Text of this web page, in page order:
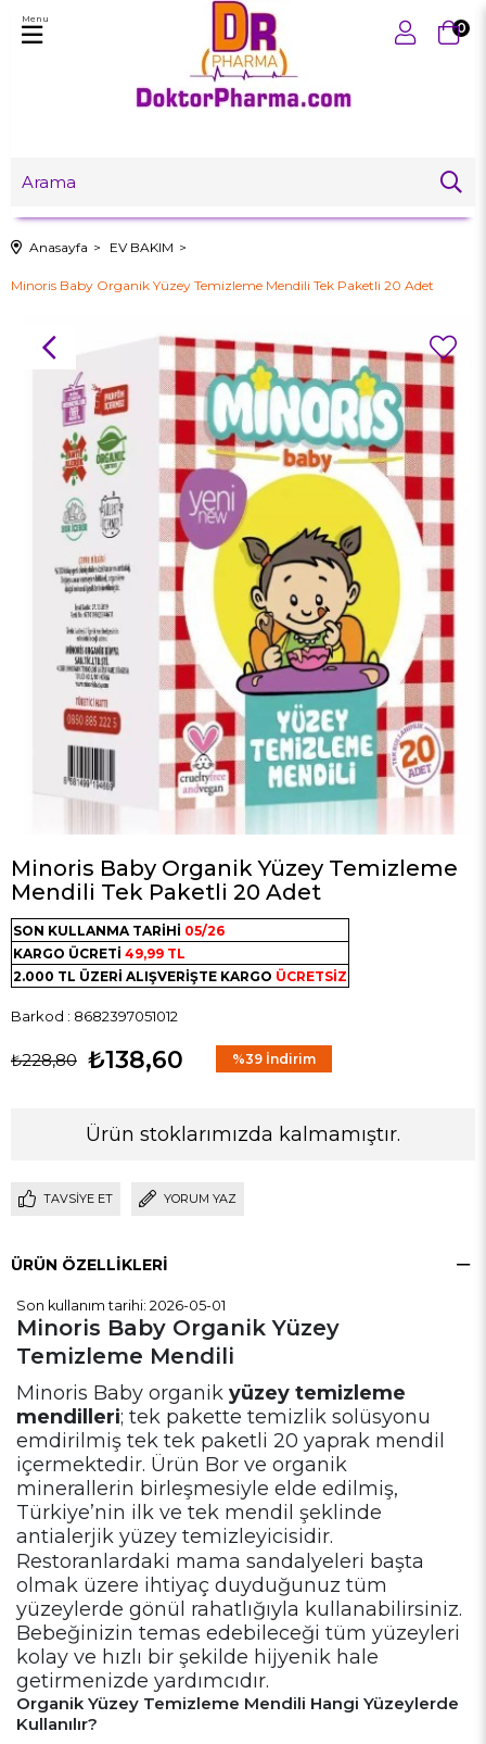
0
Menu
Anasayfa EV BAKIM
Minoris Baby Organik Yüzey Temizleme Mendili Tek Paketli 20 Adet
Minoris Baby Organik Yüzey Temizleme
Mendili Tek Paketli 20 Adet
SON KULLANMA TARİHİ 05/26
KARGO ÜCRETİ 49,99 TL
2.000 TL ÜZERİ ALIŞVERİŞTE KARGO ÜCRETSİZ
Barkod : 8682397051012
₺228,80 ₺138,60 %39 İndirim
Ürün stoklarımızda kalmamıştır.
TAVSIYE ET YORUM YAZ
ÜRÜN ÖZELLIKLERI
Son kullanım tarihi: 2026-05-01
Minoris Baby Organik Yüzey
Temizleme Mendili
Minoris Baby organik yüzey temizleme
mendilleri; tek pakette temizlik solüsyonu
emdirilmiş tek tek paketli 20 yaprak mendil
içermektedir. Ürün Bor ve organik
minerallerin birleşmesiyle elde edilmiş,
Türkiye’nin ilk ve tek mendil şeklinde
antialerjik yüzey temizleyicisidir.
Restoranlardaki mama sandalyeleri başta
olmak üzere ihtiyaç duyduğunuz tüm
yüzeylerde gönül rahatlığıyla kullanabilirsiniz.
Bebeğinizin temas edebileceği tüm yüzeyleri
kolay ve hızlı bir şekilde hijyenik hale
getirmenizde yardımcıdır.
Organik Yüzey Temizleme Mendili Hangi Yüzeylerde
Kullanılır?